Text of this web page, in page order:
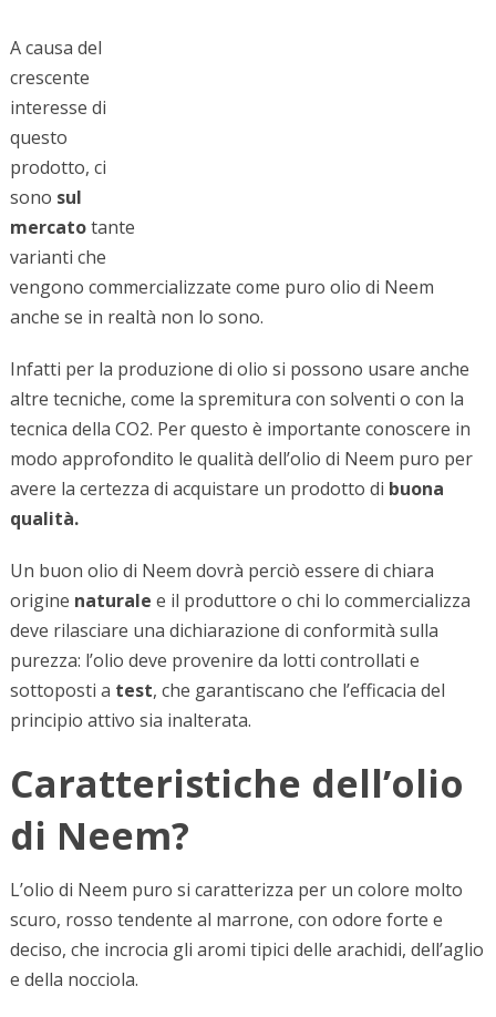
A causa del
crescente
interesse di
questo
prodotto, ci
sono sul
mercatotante
varianti che
vengono commercializzate come puro olio di Neem
anche se in realtà non lo sono.
Infatti per la produzione di olio si possono usare anche
altre tecniche, come la spremitura con solventi o con la
tecnica della CO2. Per questo è importante conoscere in
modo approfondito le qualità dell’olio di Neem puro per
avere la certezza di acquistare un prodotto di buona
qualità.
Un buon olio di Neem dovrà perciò essere di chiara
origine naturale e il produttore o chi lo commercializza
deve rilasciare una dichiarazione di conformità sulla
purezza: l’olio deve provenire da lotti controllati e
sottoposti a test, che garantiscano che l’efficacia del
principio attivo sia inalterata.
Caratteristiche dell’olio
di Neem?
L’olio di Neem puro si caratterizza per un colore molto
scuro, rosso tendente al marrone, con odore forte e
deciso, che incrocia gli aromi tipici delle arachidi, dell’aglio
e della nocciola.